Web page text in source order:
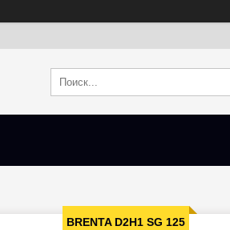
BRENTA D2H1 SG 125